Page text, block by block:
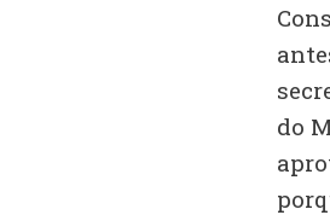
do